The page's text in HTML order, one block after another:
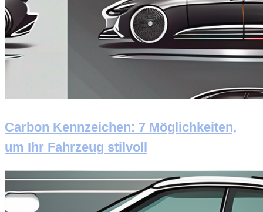
Carbon Kennzeichen: 7 Möglichkeiten,
um Ihr Fahrzeug stilvoll